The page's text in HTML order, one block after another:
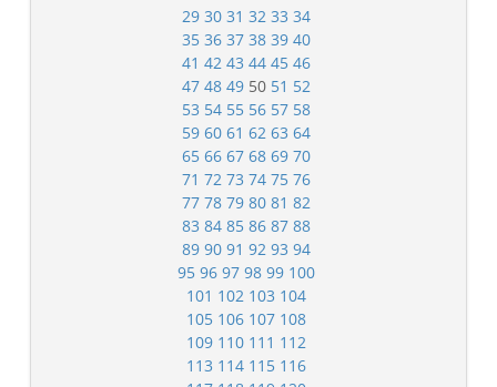
29 30 31 32 33 34
35 36 37 38 39 40
41 42 43 44 45 46
47 48 49 50 51 52
53 54 55 56 57 58
59 60 61 62 63 64
65 66 67 68 69 70
71 72 73 74 75 76
77 78 79 80 81 82
83 84 85 86 87 88
89 90 91 92 93 94
95 96 97 98 99 100
101 102 103 104
105 106 107 108
109 110 111 112
113 114 115 116